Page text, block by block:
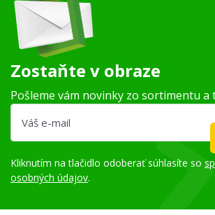
Zostaňte v obraze
Pošleme vám novinky zo sortimentu a
Kliknutím na tlačidlo odoberať súhlasíte so
osobných údajov.